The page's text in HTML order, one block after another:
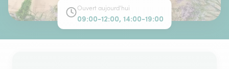
Ouvert aujourd'hui
09:00-12:00, 14:00-19:00